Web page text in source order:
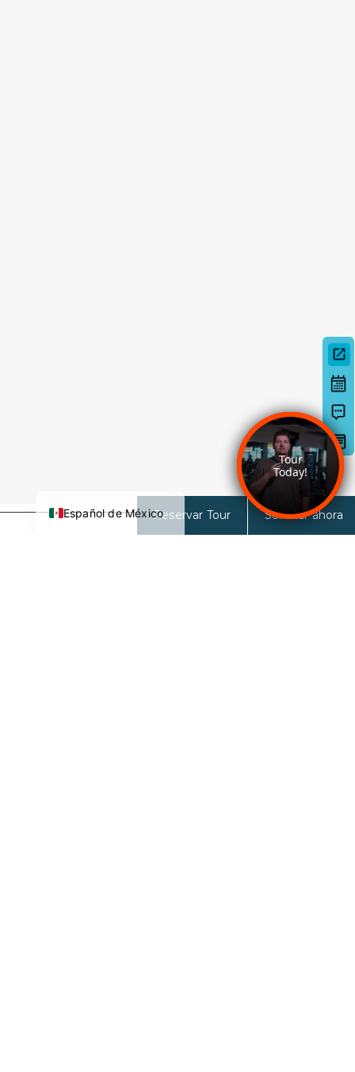
Reservar Tour Solicitar ahora
Español de México